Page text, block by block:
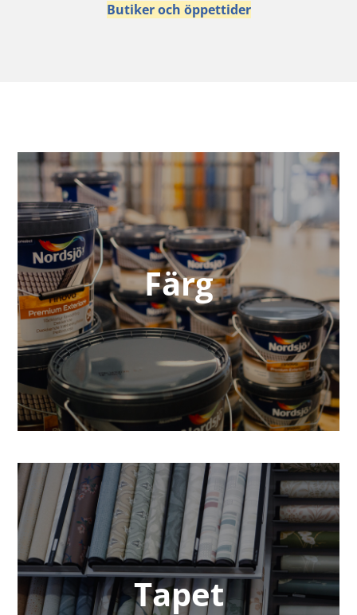
Butiker och öppettider
Färg
Tapet